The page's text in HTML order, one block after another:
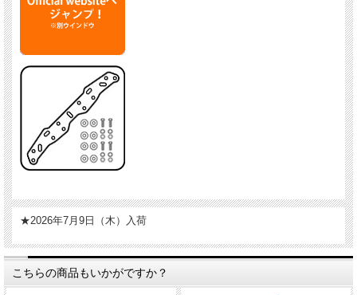
★2026年7月9日（木）入荷
こちらの商品もいかがですか？